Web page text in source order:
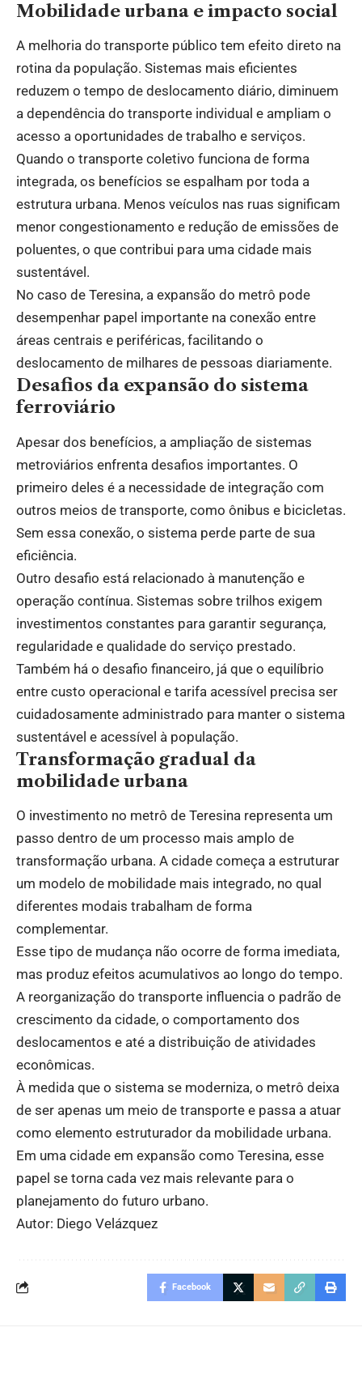
Mobilidade urbana e impacto social
A melhoria do transporte público tem efeito direto na
rotina da população. Sistemas mais eficientes
reduzem o tempo de deslocamento diário, diminuem
a dependência do transporte individual e ampliam o
acesso a oportunidades de trabalho e serviços.
Quando o transporte coletivo funciona de forma
integrada, os benefícios se espalham por toda a
estrutura urbana. Menos veículos nas ruas significam
menor congestionamento e redução de emissões de
poluentes, o que contribui para uma cidade mais
sustentável.
No caso de Teresina, a expansão do metrô pode
desempenhar papel importante na conexão entre
áreas centrais e periféricas, facilitando o
deslocamento de milhares de pessoas diariamente.
Desafios da expansão do sistema
ferroviário
Apesar dos benefícios, a ampliação de sistemas
metroviários enfrenta desafios importantes. O
primeiro deles é a necessidade de integração com
outros meios de transporte, como ônibus e bicicletas.
Sem essa conexão, o sistema perde parte de sua
eficiência.
Outro desafio está relacionado à manutenção e
operação contínua. Sistemas sobre trilhos exigem
investimentos constantes para garantir segurança,
regularidade e qualidade do serviço prestado.
Também há o desafio financeiro, já que o equilíbrio
entre custo operacional e tarifa acessível precisa ser
cuidadosamente administrado para manter o sistema
sustentável e acessível à população.
Transformação gradual da
mobilidade urbana
O investimento no metrô de Teresina representa um
passo dentro de um processo mais amplo de
transformação urbana. A cidade começa a estruturar
um modelo de mobilidade mais integrado, no qual
diferentes modais trabalham de forma
complementar.
Esse tipo de mudança não ocorre de forma imediata,
mas produz efeitos acumulativos ao longo do tempo.
A reorganização do transporte influencia o padrão de
crescimento da cidade, o comportamento dos
deslocamentos e até a distribuição de atividades
econômicas.
À medida que o sistema se moderniza, o metrô deixa
de ser apenas um meio de transporte e passa a atuar
como elemento estruturador da mobilidade urbana.
Em uma cidade em expansão como Teresina, esse
papel se torna cada vez mais relevante para o
planejamento do futuro urbano.
Autor: Diego Velázquez
Facebook